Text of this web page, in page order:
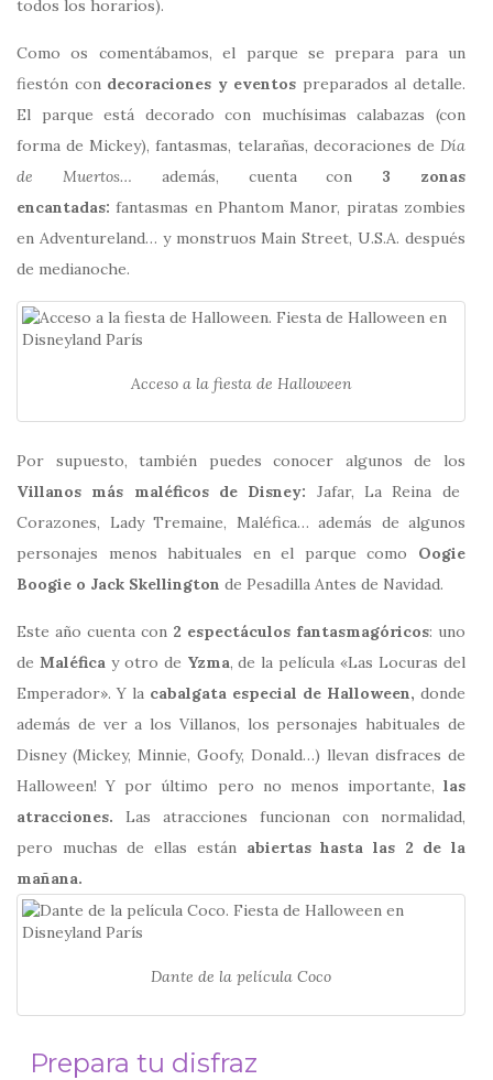
todos los horarios).
Como os comentábamos, el parque se prepara para un
fiestón con decoraciones y eventos preparados al detalle.
El parque está decorado con muchísimas calabazas (con
forma de Mickey), fantasmas, telarañas, decoraciones de Día
de Muertos… además, cuenta con 3 zonas
encantadas:fantasmas en Phantom Manor, piratas zombies
en Adventureland… y monstruos Main Street, U.S.A. después
de medianoche.
Acceso a la fiesta de Halloween
Por supuesto, también puedes conocer algunos de los
Villanos más maléficos de Disney: Jafar, La Reina de
Corazones, Lady Tremaine, Maléfica… además de algunos
personajes menos habituales en el parque como Oogie
Boogie o Jack Skellington de Pesadilla Antes de Navidad.
Este año cuenta con 2 espectáculos fantasmagóricos: uno
de Maléficay otro de Yzma, de la película «Las Locuras del
Emperador». Y la cabalgata especial de Halloween, donde
además de ver a los Villanos, los personajes habituales de
Disney (Mickey, Minnie, Goofy, Donald…) llevan disfraces de
Halloween! Y por último pero no menos importante, las
atracciones. Las atracciones funcionan con normalidad,
pero muchas de ellas estánabiertas hasta las 2 de la
mañana.
Dante de la película Coco
Prepara tu disfraz